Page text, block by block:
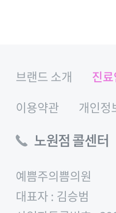
브랜드 소개 진
이용약관
개인정
노원점 콜센터
예쁨주의쁨의원
대표자 : 김승범